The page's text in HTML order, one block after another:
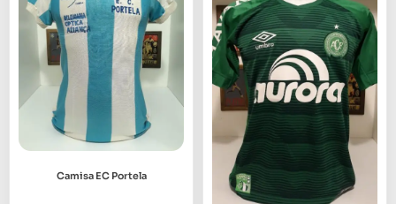
Camisa EC Portela